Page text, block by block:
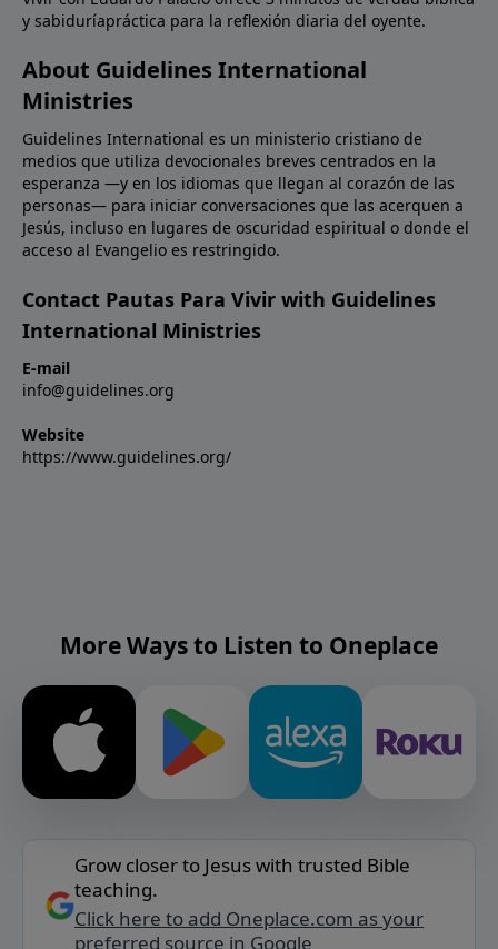
y sabiduríapráctica para la reflexión diaria del oyente.
About Guidelines International
Ministries
Guidelines International es un ministerio cristiano de
medios que utiliza devocionales breves centrados en la
esperanza —y en los idiomas que llegan al corazón de las
personas— para iniciar conversaciones que las acerquen a
Jesús, incluso en lugares de oscuridad espiritual o donde el
acceso al Evangelio es restringido.
Contact Pautas Para Vivir with Guidelines
International Ministries
E-mail
info@guidelines.org
Website
https://www.guidelines.org/
More Ways to Listen to Oneplace
Grow closer to Jesus with trusted Bible
teaching.
Click here to add Oneplace.com as your
preferred source in Google